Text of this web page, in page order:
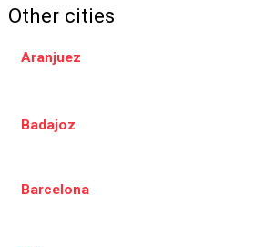
Other cities
Aranjuez
Badajoz
Barcelona